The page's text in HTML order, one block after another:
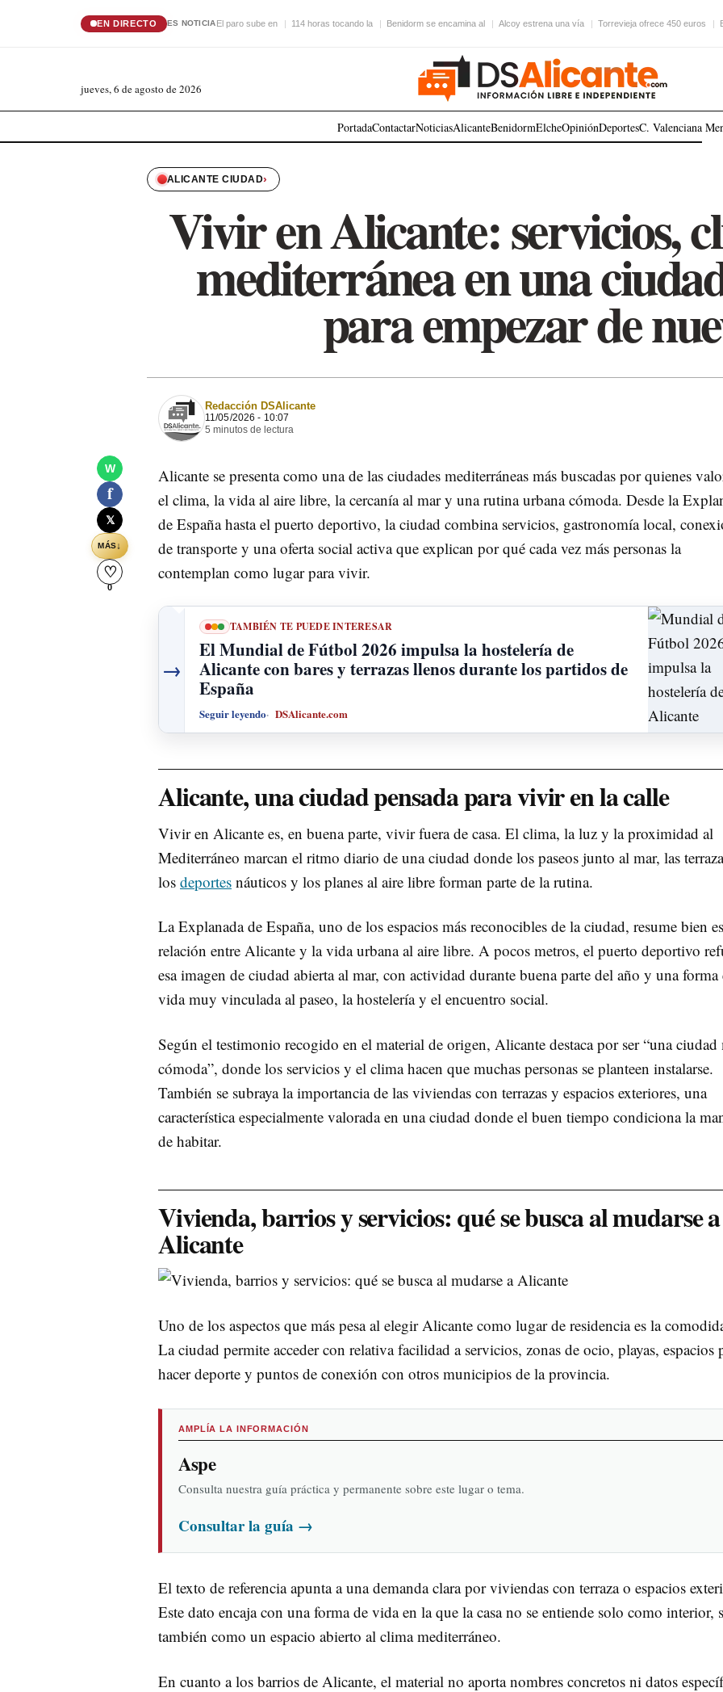
EN DIRECTO ES NOTICIAEl paro sube en 114 horas tocando la Benidorm se encamina al Alcoy estrena una vía Torrevieja ofrece 450 euros
jueves, 6 de agosto de 2026
PortadaContactarNoticiasAlicanteBenidormElcheOpiniónDeportesC. Valenciana
ALICANTE CIUDAD›
Vivir en Alicante: servicios,
mediterránea en una
para empezar de
W
f
𝕏
MÁS↓
♡
0
Redacción DSAlicante
11/05/2026 - 10:07
5 minutos de lectura
Alicante se presenta como una de las ciudades mediterráneas más buscadas por quienes
el clima, la vida al aire libre, la cercanía al mar y una rutina urbana cómoda. Desde la
de España hasta el puerto deportivo, la ciudad combina servicios, gastronomía local,
de transporte y una oferta social activa que explican por qué cada vez más personas la
contemplan como lugar para vivir.
→
TAMBIÉN TE PUEDE INTERESAR
El Mundial de Fútbol 2026 impulsa la hostelería de
Alicante con bares y terrazas llenos durante los partidos de
España
Seguir leyendo DSAlicante.com
Alicante, una ciudad pensada para vivir en la calle
Vivir en Alicante es, en buena parte, vivir fuera de casa. El clima, la luz y la proximidad al
Mediterráneo marcan el ritmo diario de una ciudad donde los paseos junto al mar, las
los deportes náuticos y los planes al aire libre forman parte de la rutina.
La Explanada de España, uno de los espacios más reconocibles de la ciudad, resume bien
relación entre Alicante y la vida urbana al aire libre. A pocos metros, el puerto deportivo
esa imagen de ciudad abierta al mar, con actividad durante buena parte del año y una forma
vida muy vinculada al paseo, la hostelería y el encuentro social.
Según el testimonio recogido en el material de origen, Alicante destaca por ser “una ciudad
cómoda”, donde los servicios y el clima hacen que muchas personas se planteen instalarse.
También se subraya la importancia de las viviendas con terrazas y espacios exteriores, una
característica especialmente valorada en una ciudad donde el buen tiempo condiciona la
de habitar.
Vivienda, barrios y servicios: qué se busca al mudarse a
Alicante
Uno de los aspectos que más pesa al elegir Alicante como lugar de residencia es la
La ciudad permite acceder con relativa facilidad a servicios, zonas de ocio, playas, espacios
hacer deporte y puntos de conexión con otros municipios de la provincia.
AMPLÍA LA INFORMACIÓN
Aspe
Consulta nuestra guía práctica y permanente sobre este lugar o tema.
Consultar la guía →
El texto de referencia apunta a una demanda clara por viviendas con terraza o espacios
Este dato encaja con una forma de vida en la que la casa no se entiende solo como interior,
también como un espacio abierto al clima mediterráneo.
En cuanto a los barrios de Alicante, el material no aporta nombres concretos ni datos